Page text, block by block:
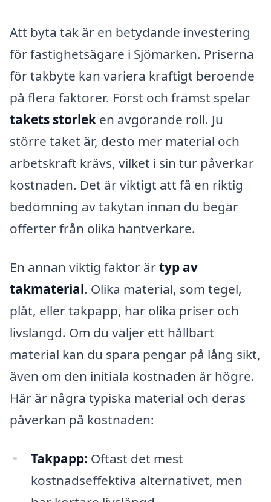
Att byta tak är en betydande investering
för fastighetsägare i Sjömarken. Priserna
för takbyte kan variera kraftigt beroende
på flera faktorer. Först och främst spelar
takets storlek en avgörande roll. Ju
större taket är, desto mer material och
arbetskraft krävs, vilket i sin tur påverkar
kostnaden. Det är viktigt att få en riktig
bedömning av takytan innan du begär
offerter från olika hantverkare.
En annan viktig faktor ärtyp av
takmaterial. Olika material, som tegel,
plåt, eller takpapp, har olika priser och
livslängd. Om du väljer ett hållbart
material kan du spara pengar på lång sikt,
även om den initiala kostnaden är högre.
Här är några typiska material och deras
påverkan på kostnaden:
Takpapp: Oftast det mest
kostnadseffektiva alternativet, men